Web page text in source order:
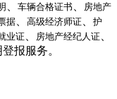
车辆合格证书
房地产
据 高级经济师证
护
业证 房地产经纪人证
报服务。